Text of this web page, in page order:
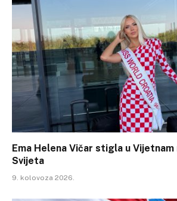
Ema Helena Vičar stigla u Vijetnam
Svijeta
9. kolovoza 2026.